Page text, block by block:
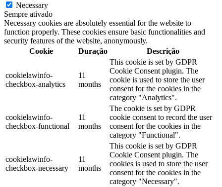
Necessary
Sempre ativado
Necessary cookies are absolutely essential for the website to
function properly. These cookies ensure basic functionalities and
security features of the website, anonymously.
Cookie
Duração Descrição
cookielawinfo-
checkbox-analytics
11
months
This cookie is set by GDPR
Cookie Consent plugin. The
cookie is used to store the user
consent for the cookies in the
category "Analytics".
cookielawinfo-
checkbox-functional
11
months
The cookie is set by GDPR
cookie consent to record the user
consent for the cookies in the
category "Functional".
cookielawinfo-
checkbox-necessary
11
months
This cookie is set by GDPR
Cookie Consent plugin. The
cookies is used to store the user
consent for the cookies in the
category "Necessary".